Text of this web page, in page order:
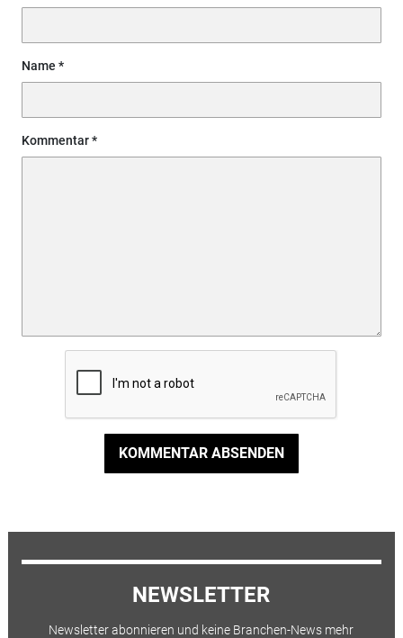
Name
Kommentar
KOMMENTAR ABSENDEN
NEWSLETTER
Newsletter abonnieren und keine Branchen-News mehr